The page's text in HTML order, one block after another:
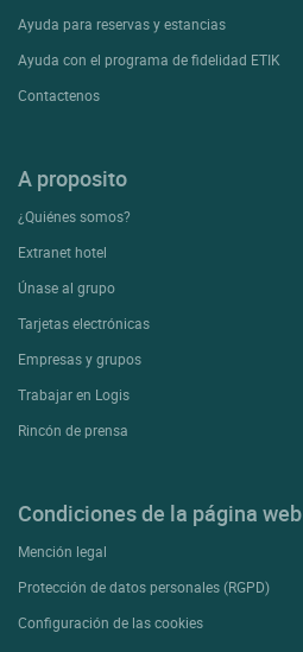
Ayuda para reservas y estancias
Ayuda con el programa de fidelidad ETIK
Contactenos
A proposito
¿Quiénes somos?
Extranet hotel
Únase al grupo
Tarjetas electrónicas
Empresas y grupos
Trabajar en Logis
Rincón de prensa
Condiciones de la página web
Mención legal
Protección de datos personales (RGPD)
Configuración de las cookies